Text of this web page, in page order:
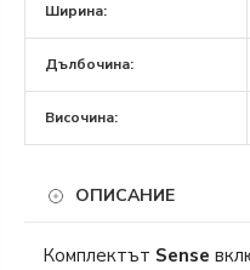
Ширина:
Дълбочина:
Височина:
ОПИСАНИЕ
Комплектът Sense